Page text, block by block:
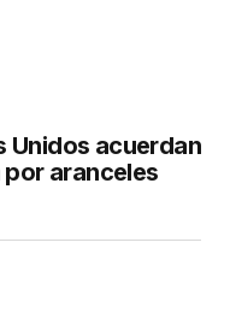
Unidos acuerdan
aranceles